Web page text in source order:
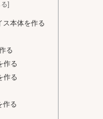
ス本体を作る
る
作る
作る
作る